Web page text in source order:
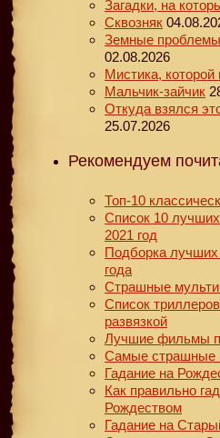
Загадки, на
Сквозняк
Земные
02.08.2026
Мистика,
Мальчик-зайчик
Откуда взялся
25.07.2026
Рекомендуем
Топ-10
Список 10
2021 год
Подборка
года
Страшные
Список
развязкой
Лучшие фильмы
Самые страшные
Гадание на
Как правильно
Рождеством
Гадание на